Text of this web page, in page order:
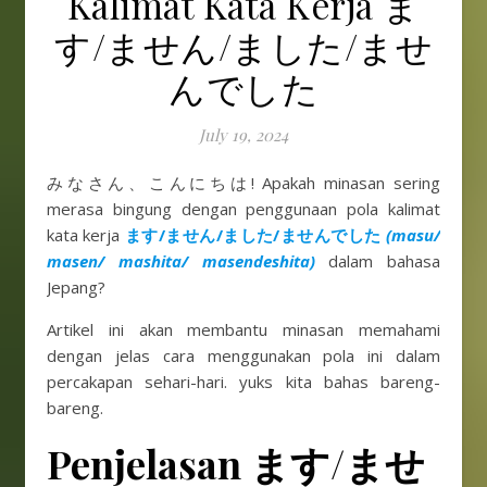
す/ません/ました/ませ
んでした
July 19, 2024
みなさん、こんにちは! Apakah minasan sering
merasa bingung dengan penggunaan pola kalimat
kata kerja ます/ません/ました/ませんでした (masu/
masen/ mashita/ masendeshita)
dalam bahasa
Jepang?
Artikel ini akan membantu minasan memahami
dengan jelas cara menggunakan pola ini dalam
percakapan sehari-hari. yuks kita bahas bareng-
bareng.
Penjelasan ます/ませ